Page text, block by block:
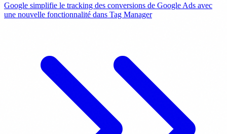
Google simplifie le tracking des conversions de Google Ads avec
une nouvelle fonctionnalité dans Tag Manager